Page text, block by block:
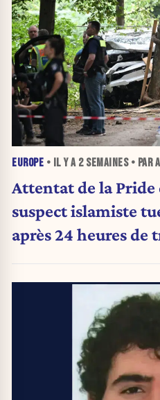
EUROPE • IL Y A 2 SEMAINES• PAR
Attentat de la Pride
suspect islamiste
après 24 heures de